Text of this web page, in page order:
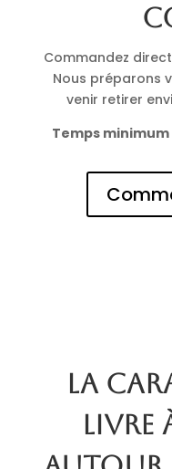
Commandez
Nous préparons
venir retirer
Temps
La
livre